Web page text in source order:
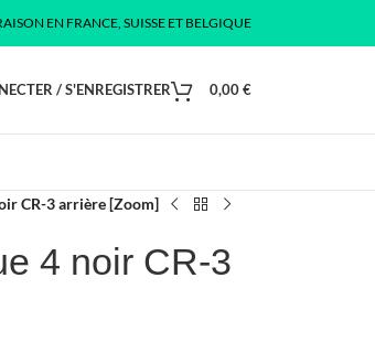
EN FRANCE, SUISSE ET BELGIQUE
/ S'ENREGISTRER 0,00€
CR-3 arrière [Zoom]
4 noir CR-3